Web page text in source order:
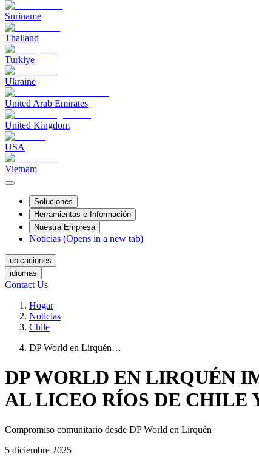
Suriname
Thailand
Turkiye
Ukraine
United Arab Emirates
United Kingdom
USA
Vietnam
Soluciones
Herramientas e Información
Nuestra Empresa
Noticias (Opens in a new tab)
ubicaciones
idiomas
Contact Us
Hogar
Noticias
Chile
DP World en Lirquén…
DP WORLD EN LIRQUÉN
AL LICEO RÍOS DE CHILE
Compromiso comunitario desde DP World en Lirquén
5 diciembre 2025